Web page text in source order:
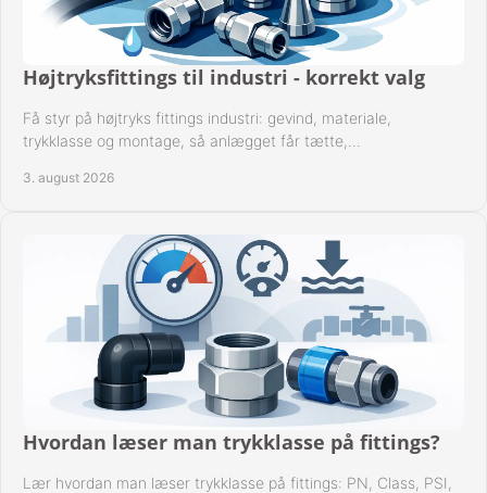
Højtryksfittings til industri - korrekt valg
Få styr på højtryks fittings industri: gevind, materiale,
trykklasse og montage, så anlægget får tætte,
3. august 2026
Hvordan læser man trykklasse på fittings?
Lær hvordan man læser trykklasse på fittings: PN, Class, PSI,